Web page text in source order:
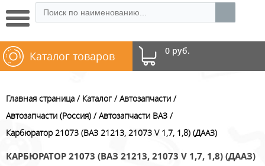
0 руб.
Каталог товаров
Главная страница Каталог
Автозапчасти
Автозапчасти (Россия)
Автозапчасти ВАЗ
Карбюратор 21073 (ВАЗ 21213, 21073 V 1,7, 1,8) (ДААЗ)
КАРБЮРАТОР 21073 (ВАЗ 21213, 21073 V 1,7, 1,8) (ДААЗ)